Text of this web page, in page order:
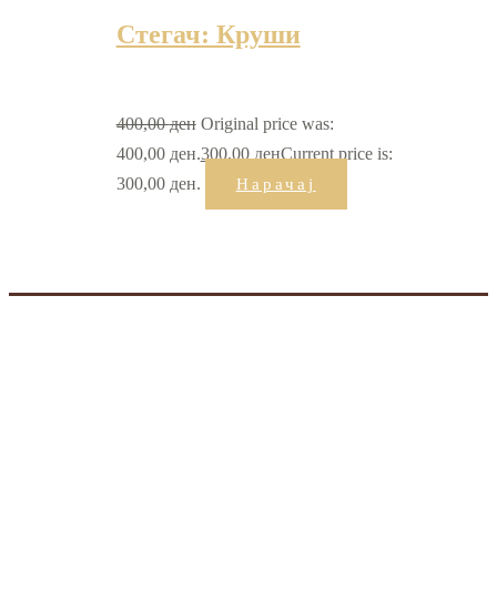
Стегач: Круши
400,00ден Original price was:
400,00 ден.300,00 денCurrent price is:
300,00 ден.
Нарачај